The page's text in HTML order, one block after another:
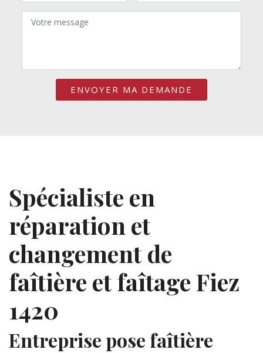
Spécialiste en
réparation et
changement de
faîtière et faîtage Fiez
1420
Entreprise pose faîtière